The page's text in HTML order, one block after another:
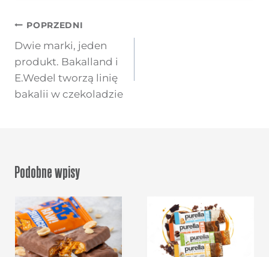
Nawigacja
wpisu
POPRZEDNI
Dwie marki, jeden
produkt. Bakalland i
E.Wedel tworzą linię
bakalii w czekoladzie
Podobne wpisy